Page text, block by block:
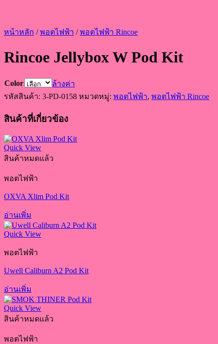
หน้าหลัก / พอตไฟฟ้า / พอตไฟฟ้า Rincoe
Rincoe Jellybox W Pod Kit
Color
ล้างค่า
รหัสสินค้า: 3-PD-0158 หมวดหมู่: พอตไฟฟ้า, พอตไฟฟ้า Rincoe
สินค้าที่เกี่ยวข้อง
Quick View
สินค้าหมดแล้ว
พอตไฟฟ้า
OXVA Xlim Pod Kit
อ่านเพิ่ม
Quick View
พอตไฟฟ้า
Uwell Caliburn A2 Pod Kit
อ่านเพิ่ม
Quick View
สินค้าหมดแล้ว
พอตไฟฟ้า